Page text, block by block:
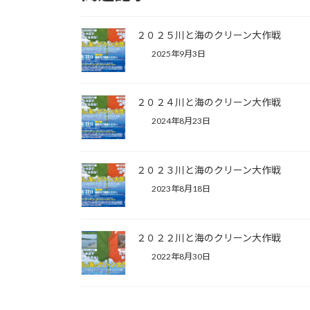
２０２５川と海のクリーン大作戦
2025年9月3日
２０２４川と海のクリーン大作戦
2024年8月23日
２０２３川と海のクリーン大作戦
2023年8月18日
２０２２川と海のクリーン大作戦
2022年8月30日